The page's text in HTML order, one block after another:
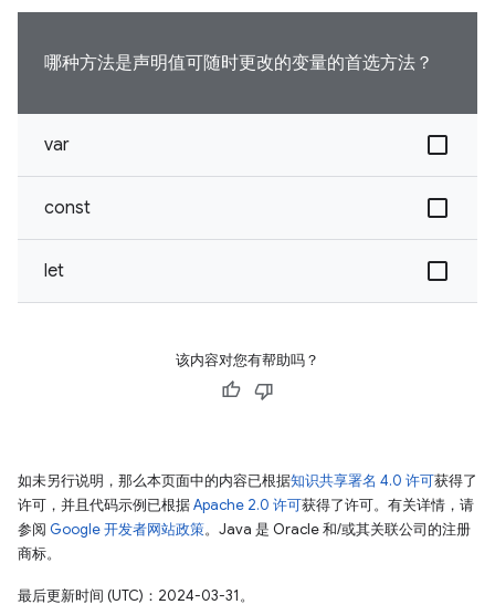
哪种方法是声明值可随时更改的变量的首选方法？
var
const
let
该内容对您有帮助吗？
如未另行说明，那么本页面中的内容已根据知识共享署名 4.0 许可获得了
许可，并且代码示例已根据Apache 2.0 许可获得了许可。有关详情，请
参阅 Google 开发者网站政策。Java 是 Oracle 和/或其关联公司的注册
商标。
最后更新时间 (UTC)：2024-03-31。